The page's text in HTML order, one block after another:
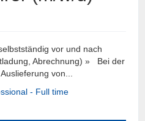
vor und nach
Abrechnung) » Bei der
von...
- Full time